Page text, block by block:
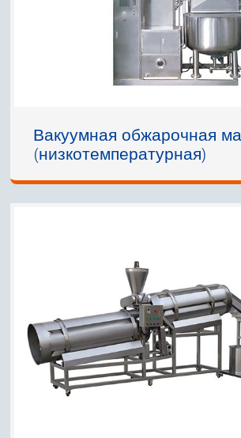
Вакуумная обжарочная
(низкотемпературная)